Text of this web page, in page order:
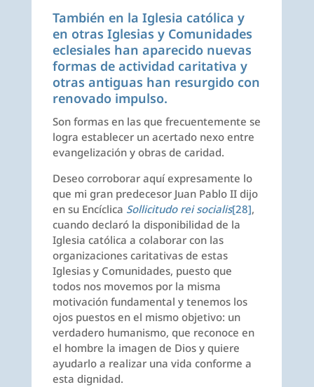
También en la Iglesia católica y
en otras Iglesias y Comunidades
eclesiales han aparecido nuevas
formas de actividad caritativa y
otras antiguas han resurgido con
renovado impulso.
Son formas en las que frecuentemente se
logra establecer un acertado nexo entre
evangelización y obras de caridad.
Deseo corroborar aquí expresamente lo
que mi gran predecesor Juan Pablo II dijo
en su Encíclica Sollicitudo rei socialis[28],
cuando declaró la disponibilidad de la
Iglesia católica a colaborar con las
organizaciones caritativas de estas
Iglesias y Comunidades, puesto que
todos nos movemos por la misma
motivación fundamental y tenemos los
ojos puestos en el mismo objetivo: un
verdadero humanismo, que reconoce en
el hombre la imagen de Dios y quiere
ayudarlo a realizar una vida conforme a
esta dignidad.